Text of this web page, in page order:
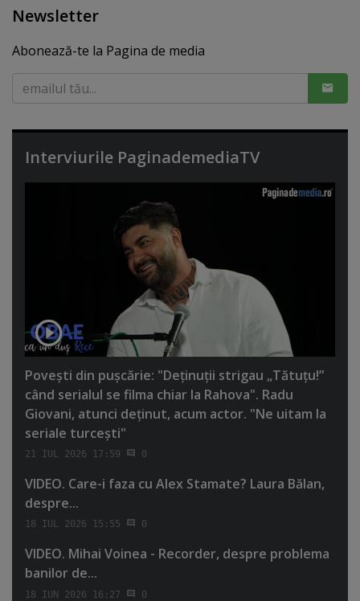
Newsletter
Abonează-te la Pagina de media
Interviurile PaginademediaTV
Poveşti din puşcărie: "Deţinuţii strigau „Tătuţu!”
când serialul se filma chiar la Rahova". Radu
Giovani, atunci deţinut, acum actor. "Ne uitam la
seriale turceşti"
21 IUL 2026 17:59 0
VIDEO. Care-i faza cu Alex Stamate? Laura Bălan,
despre...
18 IUL 2026 15:55 0
VIDEO. Mihai Voinea - Recorder, despre problema
banilor de...
18 IUN 2026 16:27 0